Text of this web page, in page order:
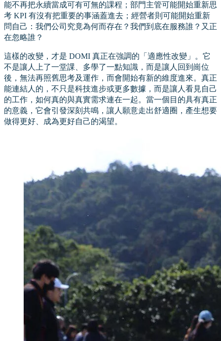
能不再把永續當成可有可無的課程；部門主管可能開始重新思
考 KPI 有沒有把重要的事涵蓋進去；經營者則可能開始重新
問自己：我們公司究竟為何而存在？我們到底在服務誰？又正
在忽略誰？
這樣的改變，才是 DOMI 真正在強調的「適應性改變」。它
不是讓人上了一堂課、多學了一點知識，而是讓人回到崗位
後，無法再照舊思考及運作，而會開始有新的維度進來。真正
能連結人的，不只是科技進步或更多數據，而是讓人看見自己
的工作，如何真的與真實需求連在一起。當一個目的具有真正
的意義，它會引發深刻共鳴，讓人願意走出舒適圈，產生想要
做得更好、成為更好自己的渴望。